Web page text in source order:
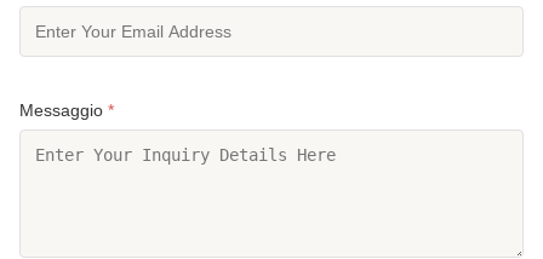
Messaggio *